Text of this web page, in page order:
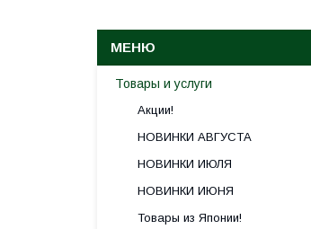
Товары и услуги
Акции!
НОВИНКИ АВГУСТА
НОВИНКИ ИЮЛЯ
НОВИНКИ ИЮНЯ
Товары из Японии!